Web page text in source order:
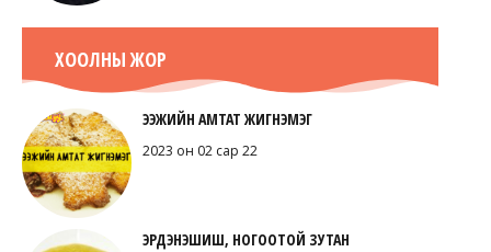
ХООЛНЫ ЖОР
ЭЭЖИЙН АМТАТ ЖИГНЭМЭГ
2023 он 02 сар 22
ЭРДЭНЭШИШ, НОГООТОЙ ЗУТАН